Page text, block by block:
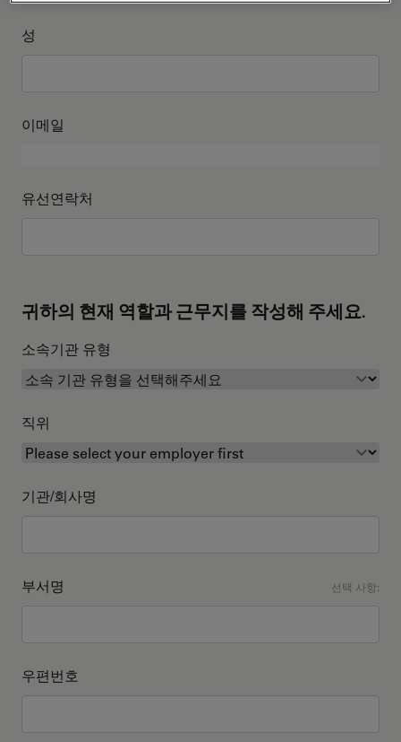
성
이메일
유선연락처
귀하의 현재 역할과 근무지를 작성해 주세요.
소속기관 유형
직위
기관/회사명
부서명 선택 사항:
우편번호